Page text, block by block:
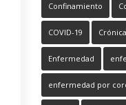
Confinamiento
COVID-19 Crónica
Enfermedad
enfermedad por